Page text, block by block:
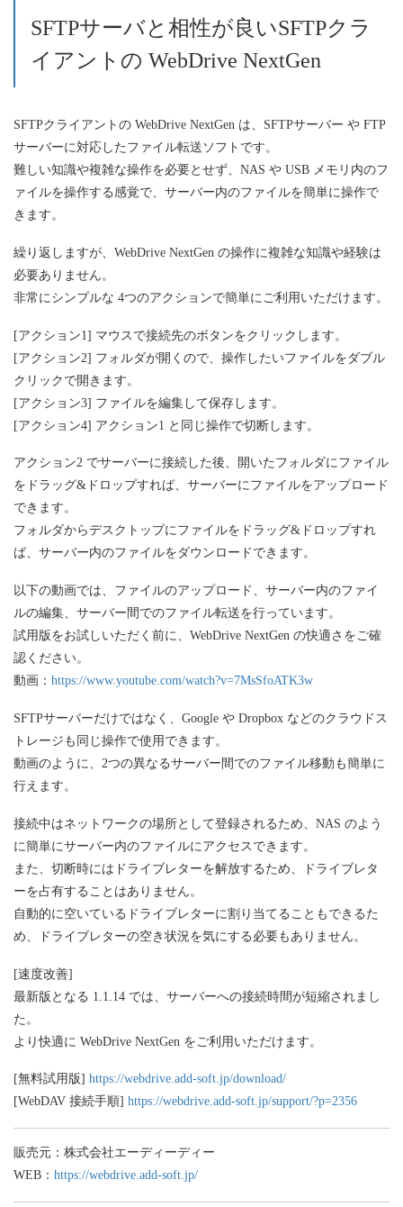
SFTPサーバと相性が良いSFTPクラ
イアントの WebDrive NextGen
SFTPクライアントの WebDrive NextGen は、SFTPサーバー や FTP
サーバーに対応したファイル転送ソフトです。
難しい知識や複雑な操作を必要とせず、NAS や USB メモリ内のフ
ァイルを操作する感覚で、サーバー内のファイルを簡単に操作で
きます。
繰り返しますが、WebDrive NextGen の操作に複雑な知識や経験は
必要ありません。
非常にシンプルな 4つのアクションで簡単にご利用いただけます。
[アクション1] マウスで接続先のボタンをクリックします。
[アクション2] フォルダが開くので、操作したいファイルをダブル
クリックで開きます。
[アクション3] ファイルを編集して保存します。
[アクション4] アクション1 と同じ操作で切断します。
アクション2 でサーバーに接続した後、開いたフォルダにファイル
をドラッグ&ドロップすれば、サーバーにファイルをアップロード
できます。
フォルダからデスクトップにファイルをドラッグ&ドロップすれ
ば、サーバー内のファイルをダウンロードできます。
以下の動画では、ファイルのアップロード、サーバー内のファイ
ルの編集、サーバー間でのファイル転送を行っています。
試用版をお試しいただく前に、WebDrive NextGen の快適さをご確
認ください。
動画： https://www.youtube.com/watch?v=7MsSfoATK3w
SFTPサーバーだけではなく、Google や Dropbox などのクラウドス
トレージも同じ操作で使用できます。
動画のように、2つの異なるサーバー間でのファイル移動も簡単に
行えます。
接続中はネットワークの場所として登録されるため、NAS のよう
に簡単にサーバー内のファイルにアクセスできます。
また、切断時にはドライブレターを解放するため、ドライブレタ
ーを占有することはありません。
自動的に空いているドライブレターに割り当てることもできるた
め、ドライブレターの空き状況を気にする必要もありません。
[速度改善]
最新版となる 1.1.14 では、サーバーへの接続時間が短縮されまし
た。
より快適に WebDrive NextGen をご利用いただけます。
[無料試用版] https://webdrive.add-soft.jp/download/
[WebDAV 接続手順] https://webdrive.add-soft.jp/support/?p=2356
販売元：株式会社エーディーディー
WEB： https://webdrive.add-soft.jp/